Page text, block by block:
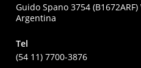
Guido Spano 3754
Argentina
Tel
(54 11) 7700-3876